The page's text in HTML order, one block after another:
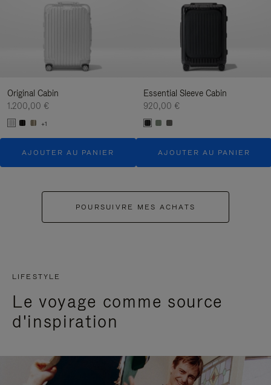
Original Cabin
1.200,00 €
+1
AJOUTER AU PANIER
Essential Sleeve Cabin
920,00 €
AJOUTER AU PANIER
POURSUIVRE MES ACHATS
LIFESTYLE
Le voyage comme source
d'inspiration